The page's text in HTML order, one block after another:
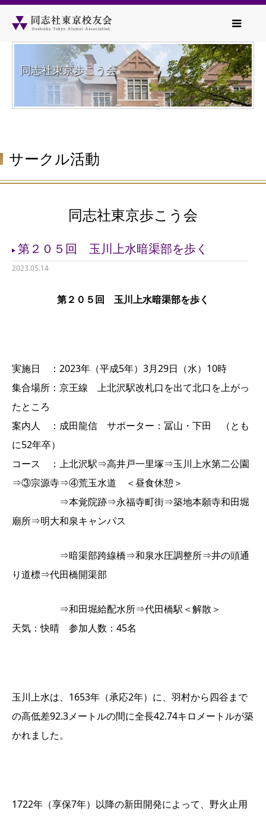
同志社東京歩こう会
サークル活動
同志社東京歩こう会
第２０５回 玉川上水暗渠部を歩く
2023.05.14
第２０５回 玉川上水暗渠部を歩く
実施日 ：2023年（平成5年）3月29日（水）10時
集合場所：京王線 上北沢駅改札口を出て北口を上がっ
たところ
案内人 ：成田龍信 サポーター：冨山・下田 （とも
に52年卒）
コース ：上北沢駅⇒高井戸一里塚⇒玉川上水第二公園
⇒③宗源寺⇒④荒玉水道 ＜昼食休憩＞
⇒本覚院跡⇒永福寺町街⇒築地本願寺和田堀
廟所⇒明大和泉キャンパス
⇒暗渠部跨線橋⇒和泉水圧調整所⇒井の頭通
り道標⇒代田橋開渠部
⇒和田堀給配水所⇒代田橋駅＜解散＞
天気：快晴 参加人数：45名
玉川上水は、1653年（承応2年）に、羽村から四谷まで
の高低差92.3メートルの間に全長42.74キロメートルが築
かれました。
1722年（享保7年）以降の新田開発によって、野火止用